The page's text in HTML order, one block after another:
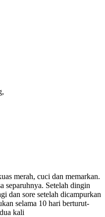
merah, cuci dan memarkan.
separuhnya. Setelah dingin
dan sore setelah dicampurkan
selama 10 hari berturut-
kali